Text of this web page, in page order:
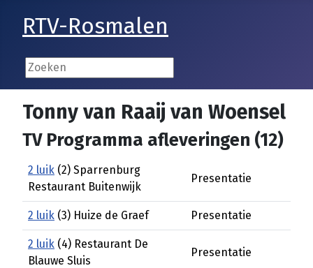
RTV-Rosmalen
Tonny van Raaij van Woensel
TV Programma afleveringen (12)
2 luik (2) Sparrenburg
Restaurant Buitenwijk
Presentatie
2 luik (3) Huize de Graef Presentatie
2 luik (4) Restaurant De
Blauwe Sluis
Presentatie